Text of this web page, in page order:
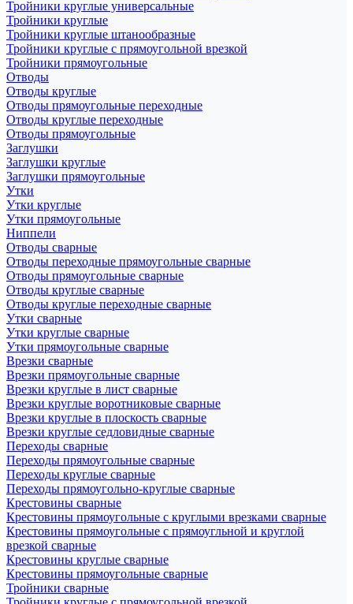
Тройники круглые универсальные
Тройники круглые
Тройники круглые штанообразные
Тройники круглые с прямоугольной врезкой
Тройники прямоугольные
Отводы
Отводы круглые
Отводы прямоугольные переходные
Отводы круглые переходные
Отводы прямоугольные
Заглушки
Заглушки круглые
Заглушки прямоугольные
Утки
Утки круглые
Утки прямоугольные
Ниппели
Отводы сварные
Отводы переходные прямоугольные сварные
Отводы прямоугольные сварные
Отводы круглые сварные
Отводы круглые переходные сварные
Утки сварные
Утки круглые сварные
Утки прямоугольные сварные
Врезки сварные
Врезки прямоугольные сварные
Врезки круглые в лист сварные
Врезки круглые воротниковые сварные
Врезки круглые в плоскость сварные
Врезки круглые седловидные сварные
Переходы сварные
Переходы прямоугольные сварные
Переходы круглые сварные
Переходы прямоугольно-круглые сварные
Крестовины сварные
Крестовины прямоугольные с круглыми врезками сварные
Крестовины прямоугольные с прямоугльной и круглой
врезкой сварные
Крестовины круглые сварные
Крестовины прямоугольные сварные
Тройники сварные